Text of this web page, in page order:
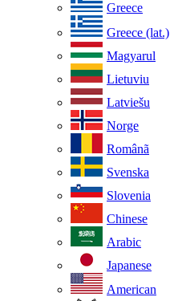
Greece
Greece (lat.)
Magyarul
Lietuviu
Latviešu
Norge
Românã
Svenska
Slovenia
Chinese
Arabic
Japanese
American